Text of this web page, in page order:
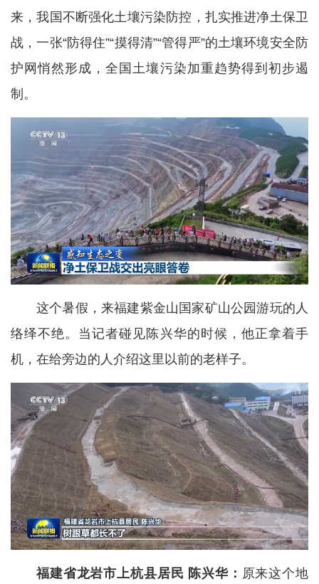
来，我国不断强化土壤污染防控，扎实推进净土保卫
战，一张“防得住”“摸得清”“管得严”的土壤环境安全防
护网悄然形成，全国土壤污染加重趋势得到初步遏
制。
这个暑假，来福建紫金山国家矿山公园游玩的人
络绎不绝。当记者碰见陈兴华的时候，他正拿着手
机，在给旁边的人介绍这里以前的老样子。
福建省龙岩市上杭县居民 陈兴华： 原来这个地